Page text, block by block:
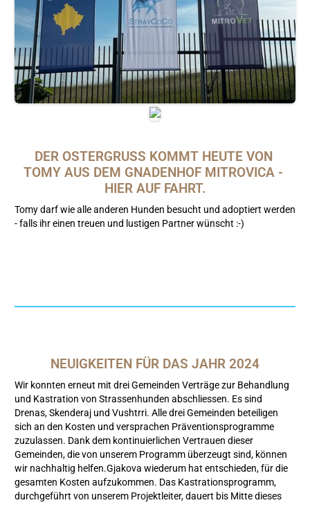
DER OSTERGRUSS KOMMT HEUTE VON
TOMY AUS DEM GNADENHOF MITROVICA -
HIER AUF FAHRT.
Tomy darf wie alle anderen Hunden besucht und adoptiert werden
- falls ihr einen treuen und lustigen Partner wünscht :-)
NEUIGKEITEN FÜR DAS JAHR 2024
Wir konnten erneut mit drei Gemeinden Verträge zur Behandlung
und Kastration von Strassenhunden abschliessen. Es sind
Drenas, Skenderaj und Vushtrri. Alle drei Gemeinden beteiligen
sich an den Kosten und versprachen Präventionsprogramme
zuzulassen. Dank dem kontinuierlichen Vertrauen dieser
Gemeinden, die von unserem Programm überzeugt sind, können
wir nachhaltig helfen.Gjakova wiederum hat entschieden, für die
gesamten Kosten aufzukommen. Das Kastrationsprogramm,
durchgeführt von unserem Projektleiter, dauert bis Mitte dieses